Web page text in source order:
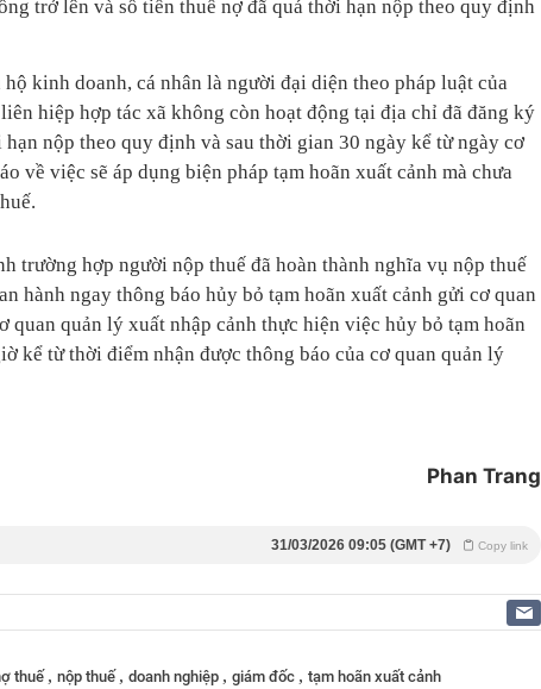
trở lên và số tiền thuế nợ đã quá thời hạn nộp theo quy định
kinh doanh, cá nhân là người đại diện theo pháp luật của
hiệp hợp tác xã không còn hoạt động tại địa chỉ đã đăng ký
nộp theo quy định và sau thời gian 30 ngày kể từ ngày cơ
về việc sẽ áp dụng biện pháp tạm hoãn xuất cảnh mà chưa
trường hợp người nộp thuế đã hoàn thành nghĩa vụ nộp thuế
hành ngay thông báo hủy bỏ tạm hoãn xuất cảnh gửi cơ quan
quan quản lý xuất nhập cảnh thực hiện việc hủy bỏ tạm hoãn
kể từ thời điểm nhận được thông báo của cơ quan quản lý
Phan Trang
Copy link
31/03/2026 09:05 (GMT +7)
thuế , nộp thuế , doanh nghiệp , giám đốc , tạm hoãn xuất cảnh